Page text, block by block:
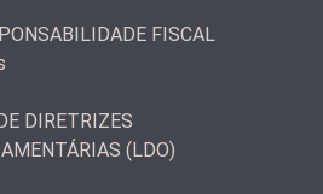
FISCAL
DIRETRIZES
(LDO)